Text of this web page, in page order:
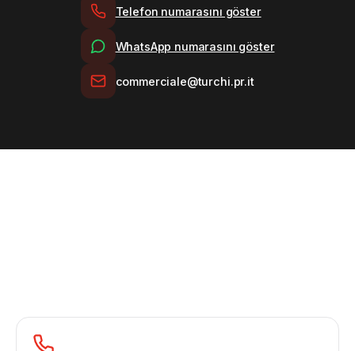
Telefon numarasını göster
WhatsApp numarasını göster
commerciale@turchi.pr.it